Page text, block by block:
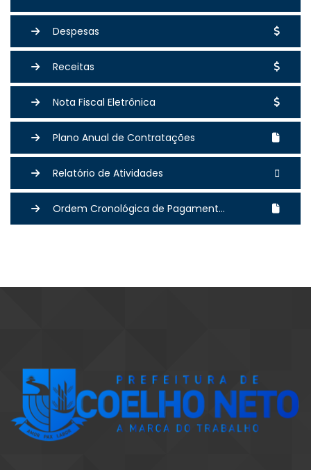
Despesas
Receitas
Nota Fiscal Eletrônica
Plano Anual de Contratações
Relatório de Atividades
Ordem Cronológica de Pagament...